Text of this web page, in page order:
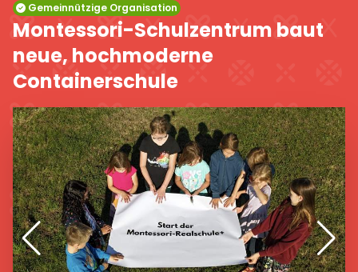
Gemeinnützige Organisation
Montessori-Schulzentrum baut
neue, hochmoderne
Containerschule